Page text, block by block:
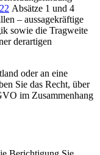
Absätze 1 und 4
– aussagekräftige
sowie die Tragweite
derartigen
oder an eine
Sie das Recht, über
im Zusammenhang